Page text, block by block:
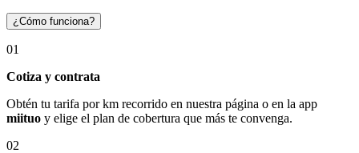
¿Cómo funciona?
01
Cotiza y contrata
Obtén tu tarifa por km recorrido en nuestra página o en la app
miituo y elige el plan de cobertura que más te convenga.
02